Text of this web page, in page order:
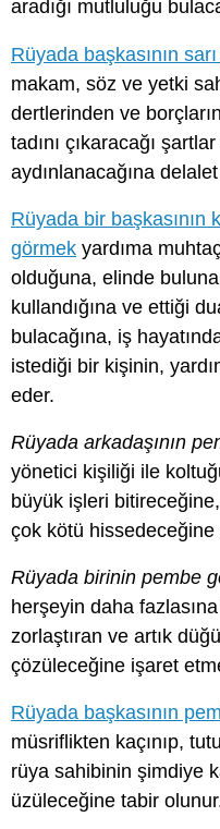
aradığı mutluluğu
Rüyada başkasının
makam, söz ve yetki
dertlerinden ve
tadını çıkaracağı
aydınlanacağına
Rüyada bir başkasının
görmek yardıma
olduğuna, elinde
kullandığına ve ettiği
bulacağına, iş
istediği bir kişinin,
eder.
Rüyada arkadaşının
yönetici kişiliği ile
büyük işleri
çok kötü hissedeceğine
Rüyada birinin pembe
herşeyin daha
zorlaştıran ve artık
çözüleceğine işaret
Rüyada başkasının
müsriflikten kaçınıp,
rüya sahibinin şimdiye
üzüleceğine tabir